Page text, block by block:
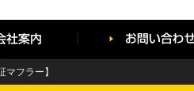
フラー】